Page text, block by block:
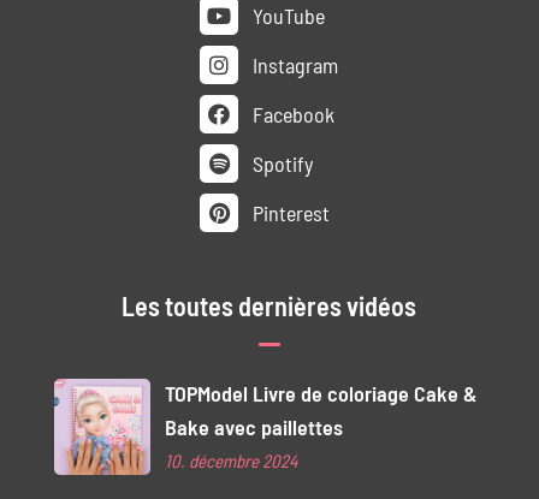
YouTube
Instagram
Facebook
Spotify
Pinterest
Les toutes dernières vidéos
TOPModel Livre de coloriage Cake &
Bake avec paillettes
10. décembre 2024